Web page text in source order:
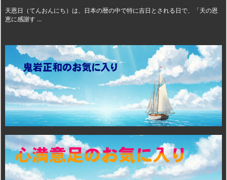
天恩日（てんおんにち）は、日本の暦の中で特に吉日とされる日で、「天の恩
恵に感謝す ...